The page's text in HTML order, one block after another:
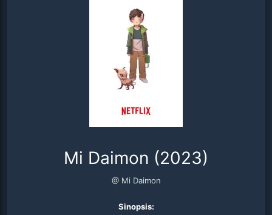
Mi Daimon (2023)
@ Mi Daimon
Sinopsis: